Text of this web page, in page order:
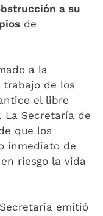
a su
de
a la
trabajo de los
el libre
La Secretaría de
que los
inmediato de
riesgo la vida
emitió